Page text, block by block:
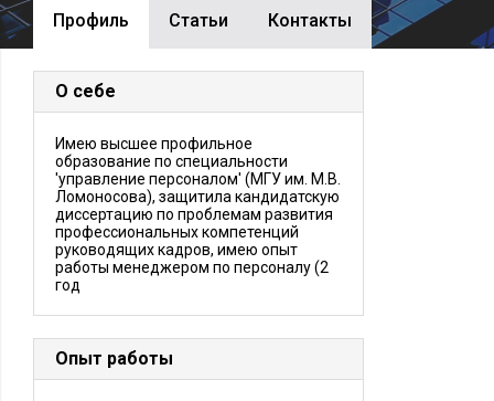
Профиль Cтатьи Контакты
О себе
Имею высшее профильное
образование по специальности
'управление персоналом' (МГУ им. М.В.
Ломоносова), защитила кандидатскую
диссертацию по проблемам развития
профессиональных компетенций
руководящих кадров, имею опыт
работы менеджером по персоналу (2
год
Опыт работы